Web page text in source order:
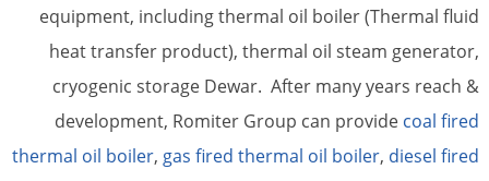
equipment, including thermal oil boiler (Thermal fluid
heat transfer product), thermal oil steam generator,
cryogenic storage Dewar. After many years reach &
development, Romiter Group can provide coal fired
thermal oil boiler, gas fired thermal oil boiler, diesel fired